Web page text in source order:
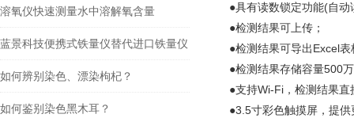
月守护者
溶氧仪快速测量水中溶解氧含量
蓝景科技便携式铁量仪替代进口铁量仪
如何辨别染色、漂染枸杞？
如何鉴别染色黑木耳？
●具有读数锁定功能(自
●检测结果可上传；
●检测结果可导出Excel
●检测结果存储容量500
●支持Wi-Fi，检测结果
●3.5寸彩色触摸屏，提